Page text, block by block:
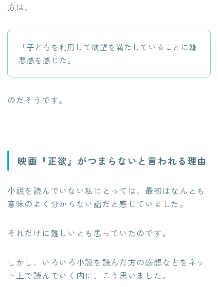
方は、
「子どもを利用して欲望を満たしていることに嫌
悪感を感じた」
のだそうです。
映画『正欲』がつまらないと言われる理由
小説を読んでいない私にとっては、最初はなんとも
意味のよく分からない話だと感じていました。
それだけに難しいとも思っていたのです。
しかし、いろいろ小説を読んだ方の感想などをネッ
ト上で読んでいく内に、こう思いました。